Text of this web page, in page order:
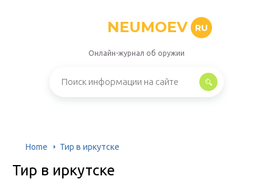
NEUMOEV RU
Онлайн-журнал об оружии
Home Тир в иркутске
Тир в иркутске